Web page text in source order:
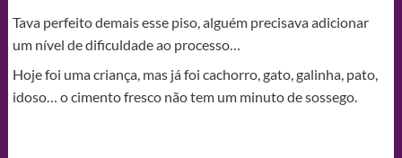
Tava perfeito demais esse piso, alguém precisava adicionar
um nível de dificuldade ao processo…
Hoje foi uma criança, mas já foi cachorro, gato, galinha, pato,
idoso… o cimento fresco não tem um minuto de sossego.